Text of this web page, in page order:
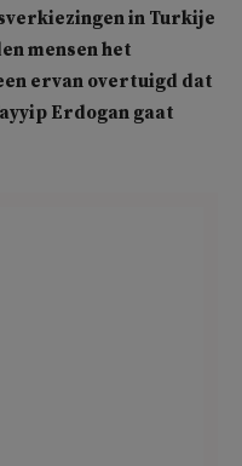
in Turkije
mensen het
ervan overtuigd dat
Erdogan gaat